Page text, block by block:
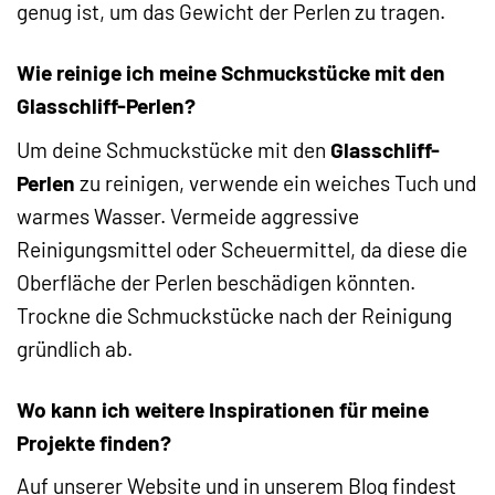
genug ist, um das Gewicht der Perlen zu tragen.
Wie reinige ich meine Schmuckstücke mit den
Glasschliff-Perlen?
Um deine Schmuckstücke mit den Glasschliff-
Perlen zu reinigen, verwende ein weiches Tuch und
warmes Wasser. Vermeide aggressive
Reinigungsmittel oder Scheuermittel, da diese die
Oberfläche der Perlen beschädigen könnten.
Trockne die Schmuckstücke nach der Reinigung
gründlich ab.
Wo kann ich weitere Inspirationen für meine
Projekte finden?
Auf unserer Website und in unserem Blog findest